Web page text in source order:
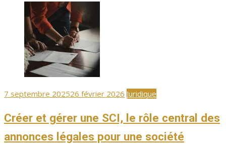
Publié
7 septembre 202526 février 2026 Juridique
Créer et gérer une SCI, le rôle central des
annonces légales pour une société